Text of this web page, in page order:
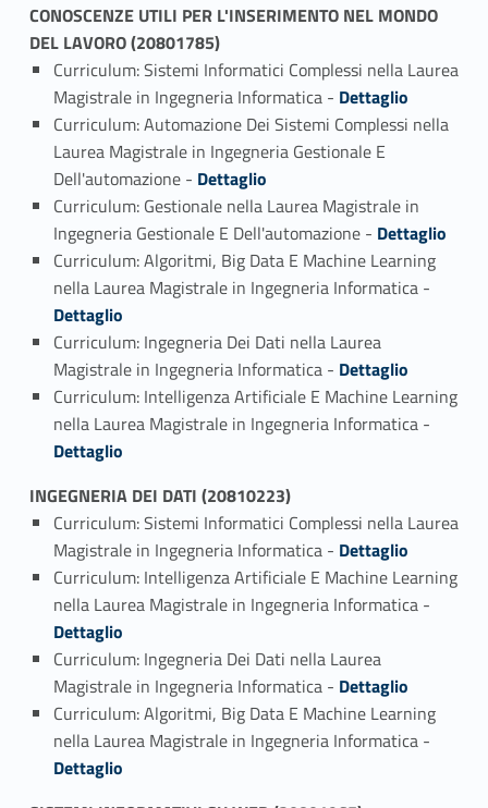
CONOSCENZE UTILI PER L'INSERIMENTO NEL MONDO
DEL LAVORO (20801785)
Curriculum: Sistemi Informatici Complessi nella Laurea
Magistrale in Ingegneria Informatica - Link identifier #identifier_person_99197-1
Dettaglio
Curriculum: Automazione Dei Sistemi Complessi nella
Laurea Magistrale in Ingegneria Gestionale E
Dell'automazione - Link identifier #identifier_person_127741-2
Dettaglio
Curriculum: Gestionale nella Laurea Magistrale in
Ingegneria Gestionale E Dell'automazione - Link identifier #identifier_person_172798-3
Dettaglio
Curriculum: Algoritmi, Big Data E Machine Learning
nella Laurea Magistrale in Ingegneria Informatica -Link identifier #identifier_person_45676-4
Dettaglio
Curriculum: Ingegneria Dei Dati nella Laurea
Magistrale in Ingegneria Informatica - Link identifier #identifier_person_18127-5
Dettaglio
Curriculum: Intelligenza Artificiale E Machine Learning
nella Laurea Magistrale in Ingegneria Informatica -
Dettaglio
INGEGNERIA DEI DATI (20810223)
Curriculum: Sistemi Informatici Complessi nella Laurea
Magistrale in Ingegneria Informatica - Link identifier #identifier_person_15817-1
Dettaglio
Curriculum: Intelligenza Artificiale E Machine Learning
nella Laurea Magistrale in Ingegneria Informatica -
Dettaglio
Curriculum: Ingegneria Dei Dati nella Laurea
Magistrale in Ingegneria Informatica - Link identifier #identifier_person_172655-3
Dettaglio
Curriculum: Algoritmi, Big Data E Machine Learning
nella Laurea Magistrale in Ingegneria Informatica -Link identifier #identifier_person_174956-4
Dettaglio